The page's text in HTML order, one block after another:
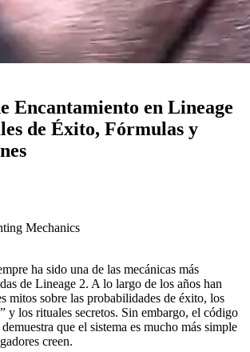
Encantamiento en Lineage
de Éxito, Fórmulas y
ha sido una de las mecánicas más
de Lineage 2. A lo largo de los años han
mitos sobre las probabilidades de éxito, los
y los rituales secretos. Sin embargo, el código
que el sistema es mucho más simple
creen.